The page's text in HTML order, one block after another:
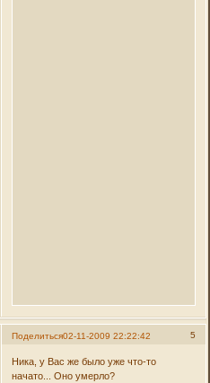
Поделиться 5
02-11-2009 22:22:42
Ника, у Вас же было уже что-то
начато... Оно умерло?